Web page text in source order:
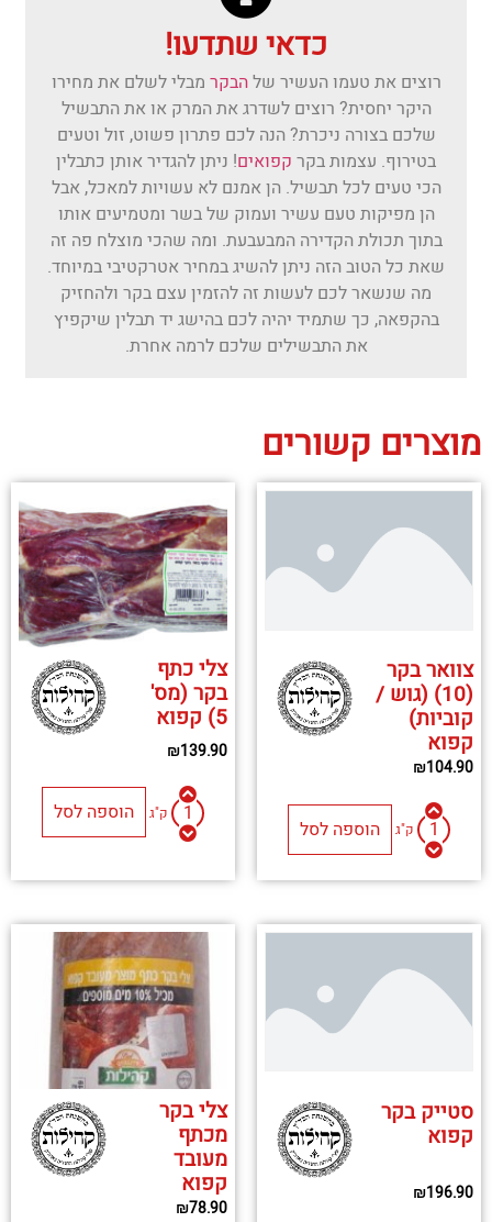
כדאי שתדעו!
רוצים את טעמו העשיר שלהבקר מבלי לשלם את מחירו
היקר יחסית? רוצים לשדרג את המרק או את התבשיל
שלכם בצורה ניכרת? הנה לכם פתרון פשוט, זול וטעים
בטירוף. עצמות בקר קפואים! ניתן להגדיר אותן כתבלין
הכי טעים לכל תבשיל. הן אמנם לא עשויות למאכל, אבל
הן מפיקות טעם עשיר ועמוק של בשר ומטמיעים אותו
בתוך תכולת הקדירה המבעבעת. ומה שהכי מוצלח פה זה
שאת כל הטוב הזה ניתן להשיג במחיר אטרקטיבי במיוחד.
מה שנשאר לכם לעשות זה להזמין עצם בקר ולהחזיק
בהקפאה, כך שתמיד יהיה לכם בהישג יד תבלין שיקפיץ
את התבשילים שלכם לרמה אחרת.
מוצרים קשורים
צוואר בקר
(10) (גוש /
קוביות)
קפוא
₪104.90
ק"ג הוספה לסל
צלי כתף
בקר (מס'
5) קפוא
₪139.90
ק"ג הוספה לסל
סטייק בקר
קפוא
₪196.90
צלי בקר
מכתף
מעובד
קפוא
₪78.90